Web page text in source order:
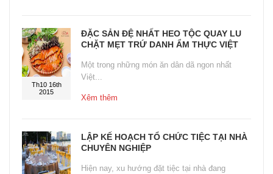
Th10 16th
2015
ĐẶC SẢN ĐỆ NHẤT HEO TỘC QUAY LU
CHẶT MẸT TRỨ DANH ẨM THỰC VIỆT
Một trong những món ăn dân dã ngon nhất
Việt...
Xêm thêm
LẬP KẾ HOẠCH TỔ CHỨC TIỆC TẠI NHÀ
CHUYÊN NGHIỆP
Hiện nay, xu hướng đặt tiệc tại nhà đang